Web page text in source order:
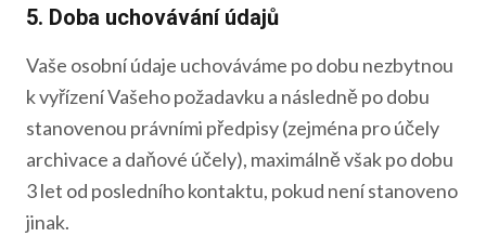
5. Doba uchovávání údajů
Vaše osobní údaje uchováváme po dobu nezbytnou
k vyřízení Vašeho požadavku a následně po dobu
stanovenou právními předpisy (zejména pro účely
archivace a daňové účely), maximálně však po dobu
3 let od posledního kontaktu, pokud není stanoveno
jinak.